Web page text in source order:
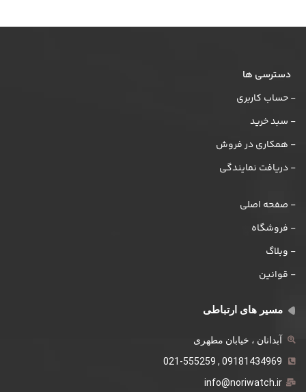
دسترسی ها
- حساب کاربری
- سبد خرید
- همکاری در فروش
- دریافت نمایندگی
- صفحه اصلی
- فروشگاه
- وبلاگ
- قوانین
مسیر های ارتباطی
آبدانان ، خیابان مطهری
09181434969 , 021-555259
info@noriwatch.ir